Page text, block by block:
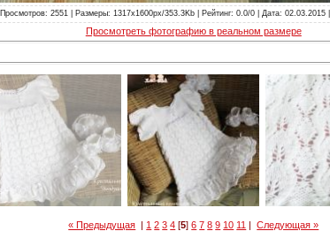
Просмотров: 2551 | Размеры: 1317x1600px/353.3Kb | Рейтинг: 0.0/0 | Дата: 02.03.2015 |
Просмотреть фотографию в реальном размере
« Предыдущая | 1 2 3 4 [5]6 7 8 9 10 11 |Следующая »